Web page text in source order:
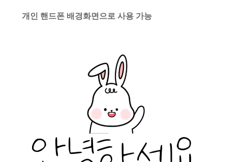
개인 핸드폰 배경화면으로 사용 가능